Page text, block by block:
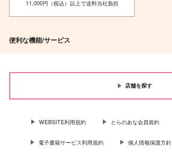
11,000円（税込）以上で送料当社負担
便利な機能/サービス
店舗を探す
WEBSITE利用規約 とらのあな会員規約
電子書籍サービス利用規約 個人情報保護方針